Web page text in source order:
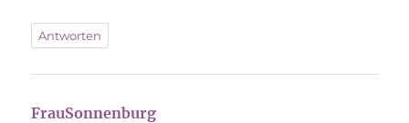
Antworten
FrauSonnenburg